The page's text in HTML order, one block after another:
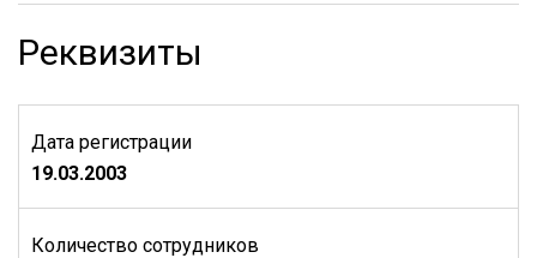
Реквизиты
Дата регистрации
19.03.2003
Количество сотрудников